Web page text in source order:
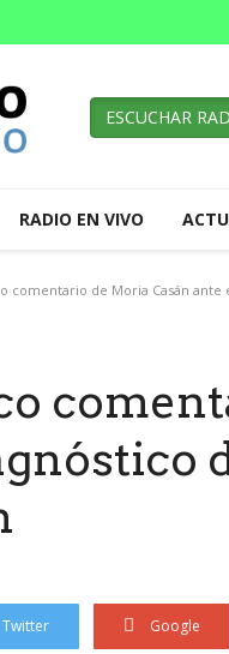
ESCUCHAR
RADIO EN VIVO
comentario de Moria Casán
Twitter Google